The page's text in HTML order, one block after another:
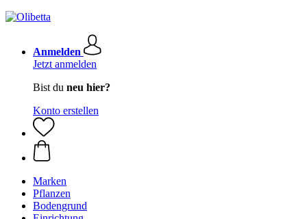
Anmelden
Jetzt anmelden
Bist du neu hier?
Konto erstellen
Marken
Pflanzen
Bodengrund